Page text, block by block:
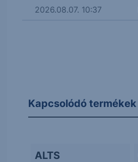
2026.08.07. 10:37
Kapcsolódó termékek
ALTS